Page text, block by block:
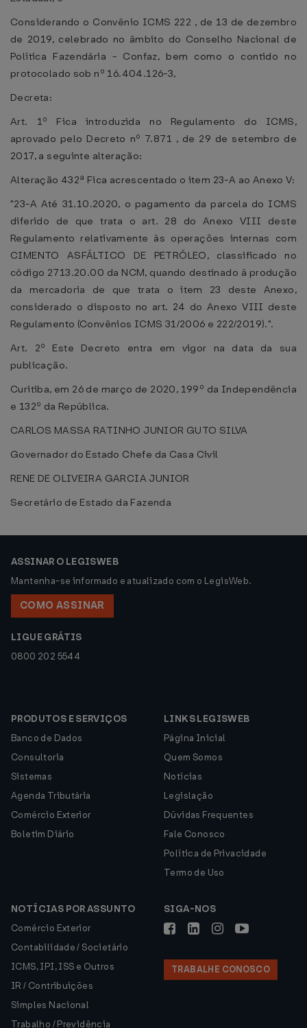
Considerando o Convênio ICMS 222 , de 13 de dezembro
de 2019, celebrado no âmbito do Conselho Nacional de
Política Fazendária - Confaz, bem como o contido no
protocolado sob nº 16.404.126-3,
Decreta:
Art. 1º Fica introduzida no Regulamento do ICMS,
aprovado pelo Decreto nº 7.871 , de 29 de setembro de
2017, a seguinte alteração:
Alteração 432ª Fica acrescentado o item 23-A ao Anexo V:
"23-A Até 31.10.2020, o pagamento da parcela do ICMS
diferido de que trata o art. 28 do Anexo VIII deste
Regulamento relativamente às operações internas com
CIMENTO ASFÁLTICO DE PETRÓLEO, classificado no
código 2713.20.00 da NCM, quando destinado à produção
da mercadoria de que trata o item 23 deste Anexo,
considerado o disposto no art. 24 do Anexo VIII deste
Regulamento (Convênios ICMS 31/2006 e 222/2019).".
Art. 2º Este Decreto entra em vigor na data da sua
publicação.
Curitiba, em 26 de março de 2020, 199º da Independência
e 132º da República.
CARLOS MASSA RATINHO JUNIOR GUTO SILVA
Governador do Estado Chefe da Casa Civil
RENE DE OLIVEIRA GARCIA JUNIOR
Secretário de Estado da Fazenda
ASSINAR O LEGISWEB
Mantenha-se informado e atualizado com o LegisWeb.
COMO ASSINAR
LIGUE GRÁTIS
0800 202 5544
PRODUTOS E SERVIÇOS
Banco de Dados
Consultoria
Sistemas
Agenda Tributária
Comércio Exterior
Boletim Diário
LINKS LEGISWEB
Página Inicial
Quem Somos
Notícias
Legislação
Dúvidas Frequentes
Fale Conosco
Política de Privacidade
Termo de Uso
NOTÍCIAS POR ASSUNTO
Comércio Exterior
Contabilidade / Societário
ICMS, IPI, ISS e Outros
IR / Contribuições
Simples Nacional
Trabalho / Previdência
SIGA-NOS
TRABALHE CONOSCO